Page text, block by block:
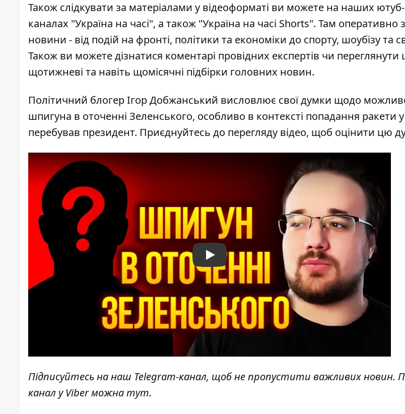
Також слідкувати за матеріалами у відеоформаті ви можете на наших ютуб-
каналах "Україна на часі", а також "Україна на часі Shorts". Там оперативно
новини - від подій на фронті, політики та економіки до спорту, шоубізу та
Також ви можете дізнатися коментарі провідних експертів чи переглянути
щотижневі та навіть щомісячні підбірки головних новин.
Політичний блогер Ігор Добжанський висловлює свої думки щодо
шпигуна в оточенні Зеленського, особливо в контексті попадання ракети
перебував президент. Приєднуйтесь до перегляду відео, щоб оцінити цю
Play
Підписуйтесь на наш Telegram-канал, щоб не пропустити важливих новин.
канал у Viber можнатут.